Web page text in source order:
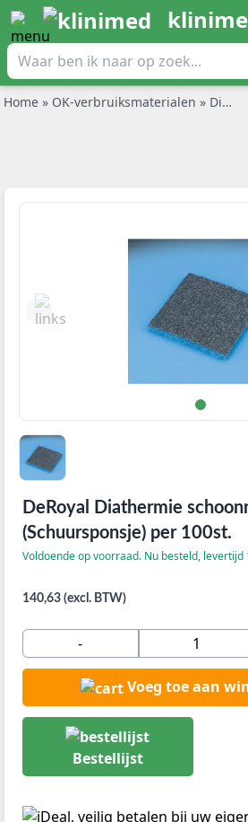
Home » OK-verbruiksmaterialen » Diathermie
DeRoyal Diathermie
(Schuursponsje) per 100st.
Voldoende op voorraad. Nu besteld, levertijd
140,63 (excl. BTW)
-
Voeg toe aan
Bestellijst